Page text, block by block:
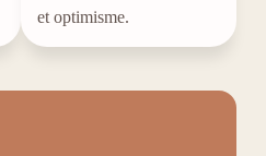
et optimisme.